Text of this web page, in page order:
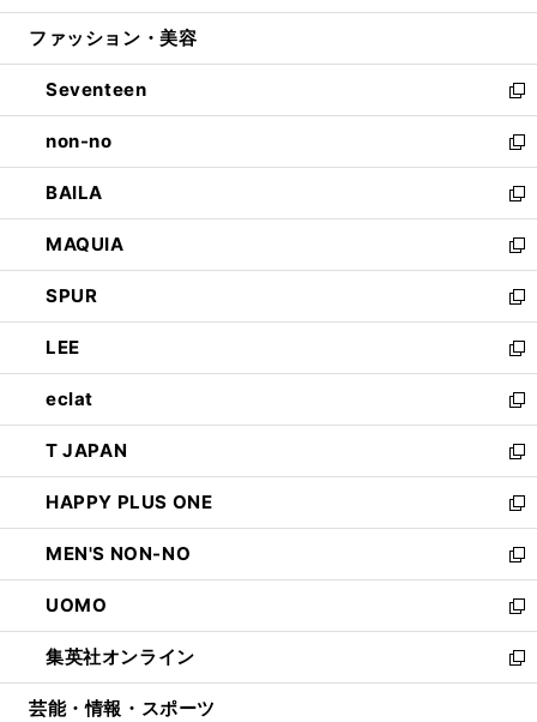
開
ウ
開
く
ン
ウ
で
開
く
ウ
ン
ド
ウ
で
開
く
ファッション・美容
Seventeen
新
し
い
ウ
ィ
ン
ド
ウ
で
開
く
non-no
新
し
い
ウ
ィ
ン
ド
ウ
で
開
く
BAILA
新
し
い
ウ
ィ
ン
ド
ウ
で
開
く
MAQUIA
新
し
い
ウ
ィ
ン
ド
ウ
で
開
く
SPUR
新
し
い
ウ
ィ
ン
ド
ウ
で
開
く
LEE
新
し
い
ウ
ィ
ン
ド
ウ
で
開
く
eclat
新
し
い
ウ
ィ
ン
ド
ウ
で
開
く
T JAPAN
新
し
い
ウ
ィ
ン
ド
ウ
で
開
HAPPY PLUS ONE
新
し
い
ウ
ィ
ン
ド
ウ
MEN'S NON-NO
新
し
い
ウ
ィ
ン
UOMO
新
し
い
ウ
集英社オンライン
新
し
芸能・情報・スポーツ